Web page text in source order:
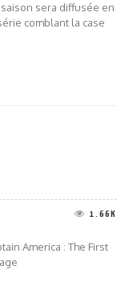
sera diffusée en
comblant la case
1.66K
America : The First